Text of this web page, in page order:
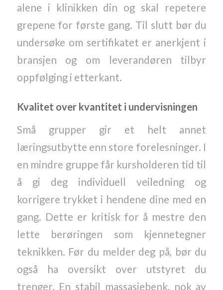
alene i klinikken din og skal repetere
grepene for første gang. Til slutt bør du
undersøke om sertifikatet er anerkjent i
bransjen og om leverandøren tilbyr
oppfølging i etterkant.
Kvalitet over kvantitet i undervisningen
Små grupper gir et helt annet
læringsutbytte enn store forelesninger. I
en mindre gruppe får kursholderen tid til
å gi deg individuell veiledning og
korrigere trykket i hendene dine med en
gang. Dette er kritisk for å mestre den
lette berøringen som kjennetegner
teknikken. Før du melder deg på, bør du
også ha oversikt over utstyret du
trenger. En stabil massasjebenk, nok av